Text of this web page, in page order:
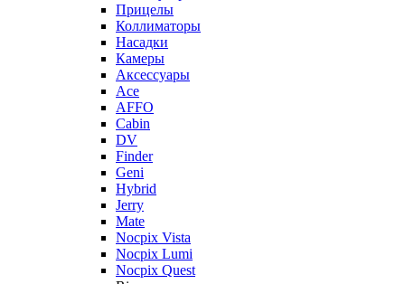
Прицелы
Коллиматоры
Насадки
Камеры
Аксессуары
Ace
AFFO
Cabin
DV
Finder
Geni
Hybrid
Jerry
Mate
Nocpix Vista
Nocpix Lumi
Nocpix Quest